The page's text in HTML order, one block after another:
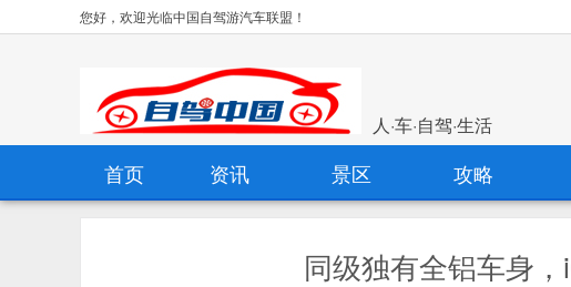
您好，欢迎光临中国自驾游汽车联盟！
人·车·自驾·生活
首页 资讯 景区 攻略
同级独有全铝车身